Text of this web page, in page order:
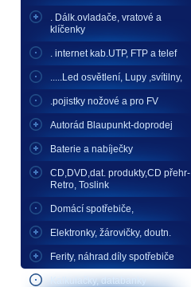
. Dálk.ovladače, vratové a
klíčenky
. internet kab.UTP, FTP a telef
.....Led osvětlení, Lupy ,svítilny,
.pojistky nožové a pro FV
Autorád Blaupunkt-doprodej
Baterie a nabíječky
CD,DVD,dat. produkty,CD přehr-
Retro, Toslink
Domácí spotřebiče,
Elektronky, žárovičky, doutn.
Ferity, náhrad.díly spotřebiče
Kalkulačky, databanky